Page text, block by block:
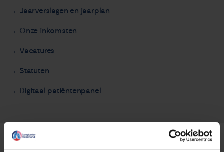
Jaarverslagen en jaarplan
Onze inkomsten
Vacatures
Statuten
Digitaal patiëntenpanel
Lees voor